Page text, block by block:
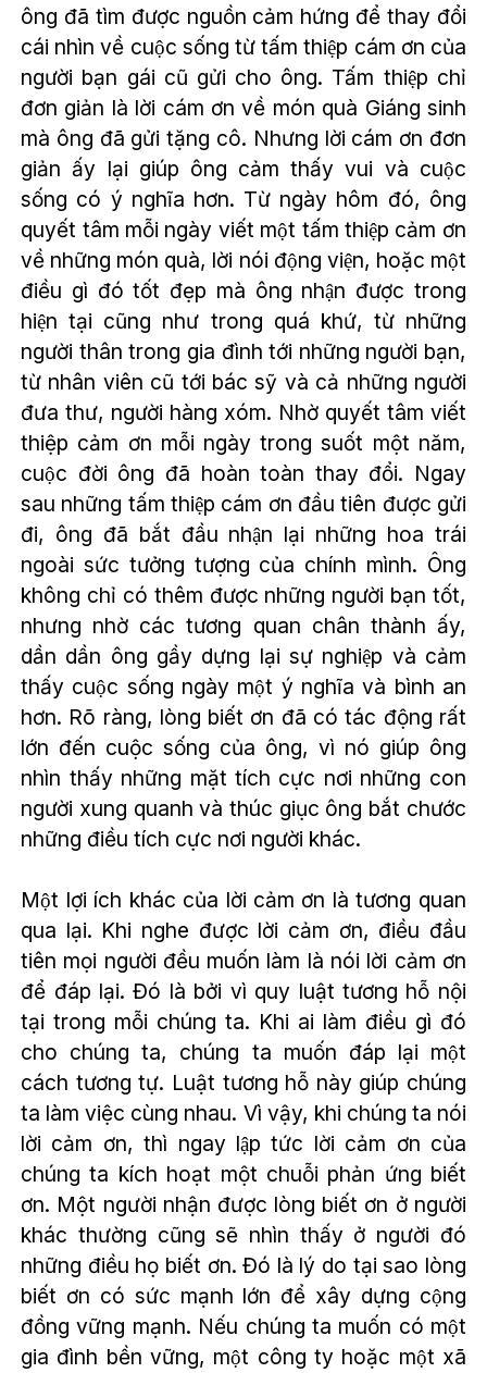
ông đã tìm được nguồn cảm hứng để thay đổi
cái nhìn về cuộc sống từ tấm thiệp cám ơn của
người bạn gái cũ gửi cho ông. Tấm thiệp chỉ
đơn giản là lời cám ơn về món quà Giáng sinh
mà ông đã gửi tặng cô. Nhưng lời cám ơn đơn
giản ấy lại giúp ông cảm thấy vui và cuộc
sống có ý nghĩa hơn. Từ ngày hôm đó, ông
quyết tâm mỗi ngày viết một tấm thiệp cảm ơn
về những món quà, lời nói động viện, hoặc một
điều gì đó tốt đẹp mà ông nhận được trong
hiện tại cũng như trong quá khứ, từ những
người thân trong gia đình tới những người bạn,
từ nhân viên cũ tới bác sỹ và cả những người
đưa thư, người hàng xóm. Nhờ quyết tâm viết
thiệp cảm ơn mỗi ngày trong suốt một năm,
cuộc đời ông đã hoàn toàn thay đổi. Ngay
sau những tấm thiệp cám ơn đầu tiên được gửi
đi, ông đã bắt đầu nhận lại những hoa trái
ngoài sức tưởng tượng của chính mình. Ông
không chỉ có thêm được những người bạn tốt,
nhưng nhờ các tương quan chân thành ấy,
dần dần ông gầy dựng lại sự nghiệp và cảm
thấy cuộc sống ngày một ý nghĩa và bình an
hơn. Rõ ràng, lòng biết ơn đã có tác động rất
lớn đến cuộc sống của ông, vì nó giúp ông
nhìn thấy những mặt tích cực nơi những con
người xung quanh và thúc giục ông bắt chước
những điều tích cực nơi người khác.
Một lợi ích khác của lời cảm ơn là tương quan
qua lại. Khi nghe được lời cảm ơn, điều đầu
tiên mọi người đều muốn làm là nói lời cảm ơn
để đáp lại. Đó là bởi vì quy luật tương hỗ nội
tại trong mỗi chúng ta. Khi ai làm điều gì đó
cho chúng ta, chúng ta muốn đáp lại một
cách tương tự. Luật tương hỗ này giúp chúng
ta làm việc cùng nhau. Vì vậy, khi chúng ta nói
lời cảm ơn, thì ngay lập tức lời cảm ơn của
chúng ta kích hoạt một chuỗi phản ứng biết
ơn. Một người nhận được lòng biết ơn ở người
khác thường cũng sẽ nhìn thấy ở người đó
những điều họ biết ơn. Đó là lý do tại sao lòng
biết ơn có sức mạnh lớn để xây dựng cộng
đồng vững mạnh. Nếu chúng ta muốn có một
gia đình bền vững, một công ty hoặc một xã